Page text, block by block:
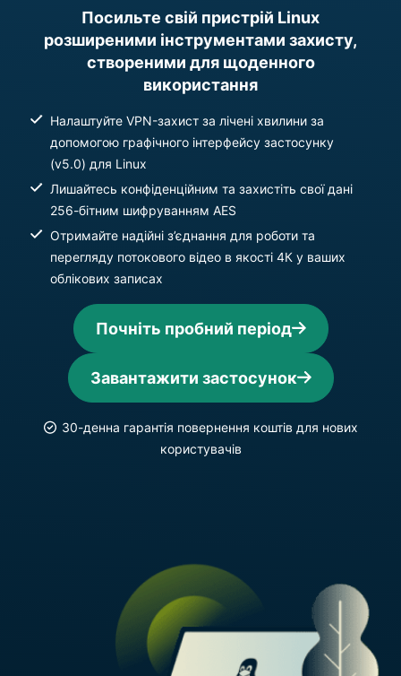
Посильте свій пристрій Linux
розширеними інструментами захисту,
створеними для щоденного
використання
Налаштуйте VPN-захист за лічені хвилини за
допомогою графічного інтерфейсу застосунку
(v5.0) для Linux
Лишайтесь конфіденційним та захистіть свої дані
256-бітним шифруванням AES
Отримайте надійні з’єднання для роботи та
перегляду потокового відео в якості 4К у ваших
облікових записах
Почніть пробний період
Завантажити застосунок
30-денна гарантія повернення коштів для нових
користувачів